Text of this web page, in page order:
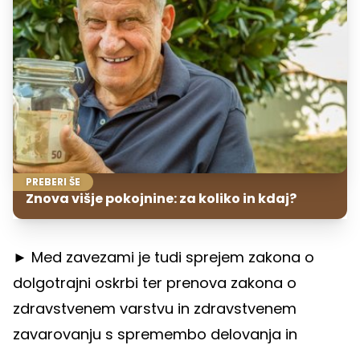
PREBERI ŠE
Znova višje pokojnine: za koliko in kdaj?
► Med zavezami je tudi sprejem zakona o
dolgotrajni oskrbi ter prenova zakona o
zdravstvenem varstvu in zdravstvenem
zavarovanju s spremembo delovanja in